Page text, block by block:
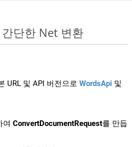
간단한 Net 변환
URL 및 API 버전으로 WordsApi 및
여 ConvertDocumentRequest를 만듭